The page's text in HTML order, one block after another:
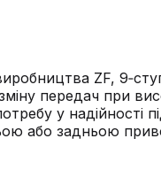
ZF,
передач при
у
або задньою